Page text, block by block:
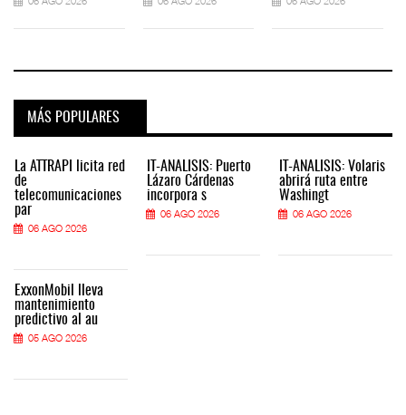
MÁS POPULARES
La ATTRAPI licita red
de
telecomunicaciones
par
06 AGO 2026
ExxonMobil lleva
mantenimiento
predictivo al au
05 AGO 2026
IT-ANÁLISIS: Puerto
Lázaro Cárdenas
incorpora s
06 AGO 2026
IT-ANÁLISIS: Volaris
abrirá ruta entre
Washingt
06 AGO 2026